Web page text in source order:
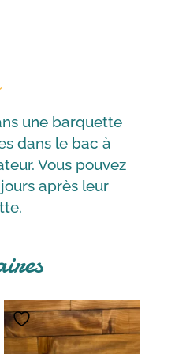
une barquette
dans le bac à
Vous pouvez
après leur